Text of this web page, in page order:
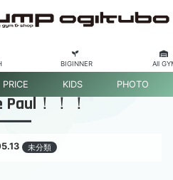
BIGINNER All
PRICE KIDS PHOTO
Paul！！！
未分類